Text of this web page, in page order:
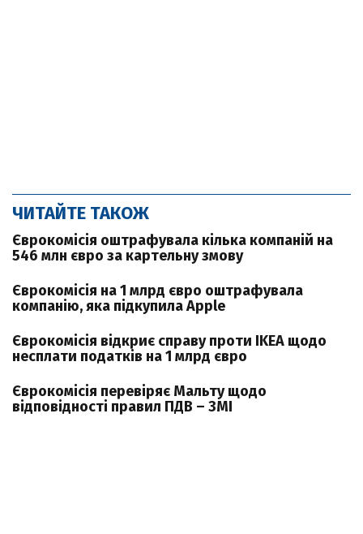
ЧИТАЙТЕ ТАКОЖ
Єврокомісія оштрафувала кілька компаній на
546 млн євро за картельну змову
Єврокомісія на 1 млрд євро оштрафувала
компанію, яка підкупила Apple
Єврокомісія відкриє справу проти IKEA щодо
несплати податків на 1 млрд євро
Єврокомісія перевіряє Мальту щодо
відповідності правил ПДВ – ЗМІ